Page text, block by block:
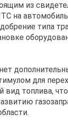
из
на
типа
для
вид топлива,